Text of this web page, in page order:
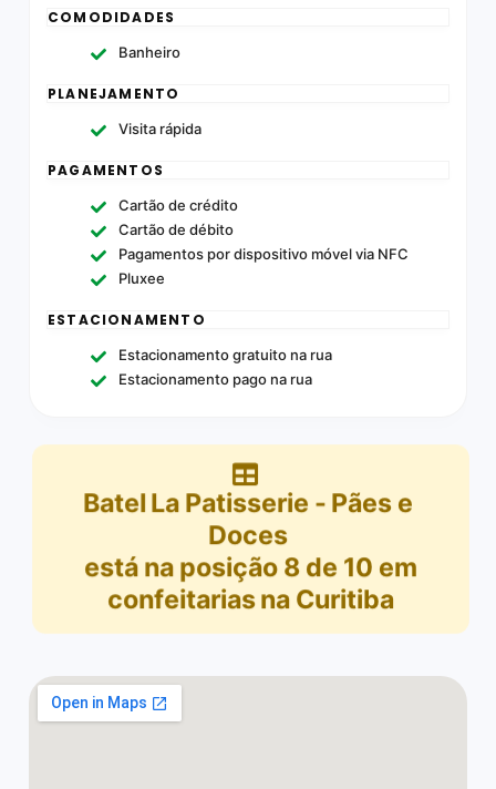
COMODIDADES
Banheiro
PLANEJAMENTO
Visita rápida
PAGAMENTOS
Cartão de crédito
Cartão de débito
Pagamentos por dispositivo móvel via NFC
Pluxee
ESTACIONAMENTO
Estacionamento gratuito na rua
Estacionamento pago na rua
Batel La Patisserie - Pães e
Doces
está na posição 8 de 10 em
confeitarias na Curitiba